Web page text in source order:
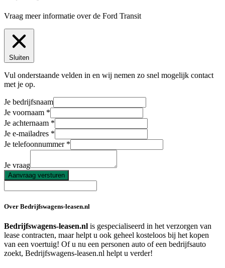
Vraag meer informatie over de Ford Transit
Sluiten
Vul onderstaande velden in en wij nemen zo snel mogelijk contact
met je op.
Je bedrijfsnaam
Je voornaam
Je achternaam
Je e-mailadres
Je telefoonnummer
Je vraag
Aanvraag versturen
Over Bedrijfswagens-leasen.nl
Bedrijfswagens-leasen.nl is gespecialiseerd in het verzorgen van
lease contracten, maar helpt u ook geheel kosteloos bij het kopen
van een voertuig! Of u nu een personen auto of een bedrijfsauto
zoekt, Bedrijfswagens-leasen.nl helpt u verder!